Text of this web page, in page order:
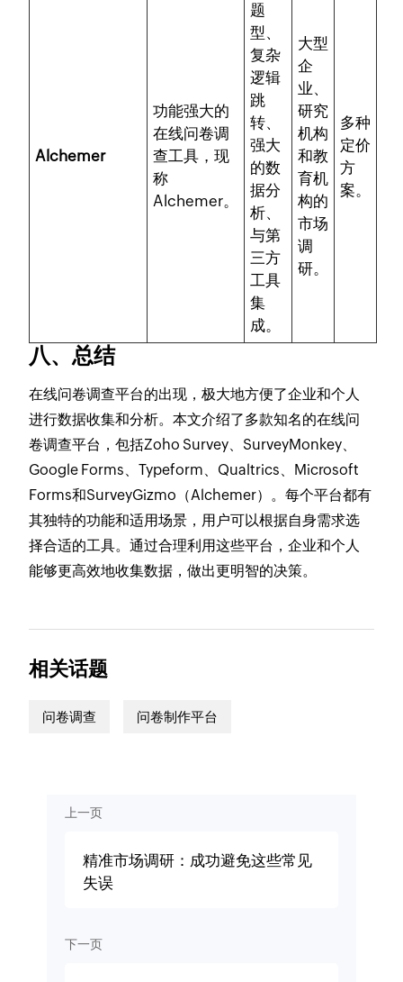
Alchemer
功能强大的
在线问卷调
查工具，现
称
Alchemer。
题
型、
复杂
逻辑
跳
转、
强大
的数
据分
析、
与第
三方
工具
集
成。
大型
企
业、
研究
机构
和教
育机
构的
市场
调
研。
多种
定价
方
案。
八、总结
在线问卷调查平台的出现，极大地方便了企业和个人
进行数据收集和分析。本文介绍了多款知名的在线问
卷调查平台，包括Zoho Survey、SurveyMonkey、
Google Forms、Typeform、Qualtrics、Microsoft
Forms和SurveyGizmo（Alchemer）。每个平台都有
其独特的功能和适用场景，用户可以根据自身需求选
择合适的工具。通过合理利用这些平台，企业和个人
能够更高效地收集数据，做出更明智的决策。
相关话题
问卷调查 问卷制作平台
上一页
精准市场调研：成功避免这些常见
失误
下一页